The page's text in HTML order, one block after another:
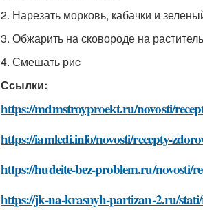
2. Нарезать морковь, кабачки и
3. Обжарить на сковороде на
4. Смешать риc
Ссылки:
https://mdmstroyproekt.ru/novosti/
https://iamledi.info/novosti/recepty-
https://hudeite-bez-problem.ru/novosti/
https://jk-na-krasnyh-partizan-2.ru/